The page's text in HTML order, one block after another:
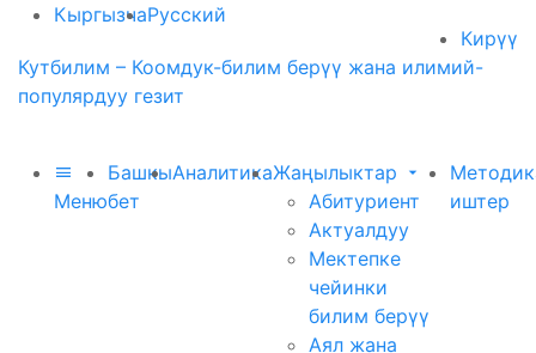
КыргызчаРусский
Кирүү
Кутбилим – Коомдук-билим берүү жана илимий-
популярдуу гезит
Меню
Башкы
бет
АналитикаЖаңылыктар
Абитуриент
Актуалдуу
Мектепке
чейинки
билим берүү
Аял жана
иштер